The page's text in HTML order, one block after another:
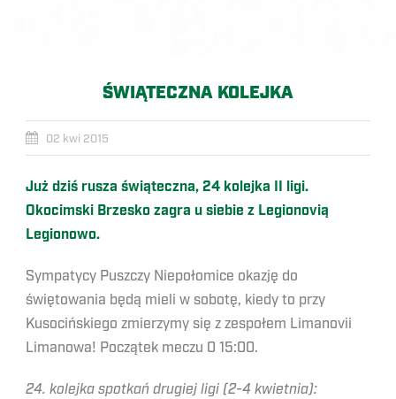
ŚWIĄTECZNA KOLEJKA
02 kwi 2015
Już dziś rusza świąteczna, 24 kolejka II ligi.
Okocimski Brzesko zagra u siebie z Legionovią
Legionowo.
Sympatycy Puszczy Niepołomice okazję do
świętowania będą mieli w sobotę, kiedy to przy
Kusocińskiego zmierzymy się z zespołem Limanovii
Limanowa! Początek meczu 0 15:00.
24. kolejka spotkań drugiej ligi (2-4 kwietnia):